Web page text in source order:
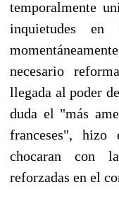
temporalmente
inquietudes en
necesario
llegada al poder
duda el "más
franceses", hizo
chocaran con
reforzadas en el